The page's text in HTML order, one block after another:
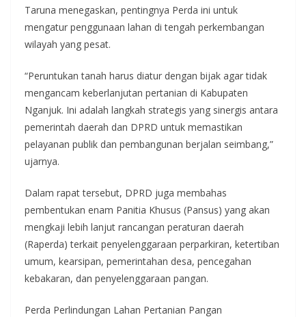
Taruna menegaskan, pentingnya Perda ini untuk
mengatur penggunaan lahan di tengah perkembangan
wilayah yang pesat.
“Peruntukan tanah harus diatur dengan bijak agar tidak
mengancam keberlanjutan pertanian di Kabupaten
Nganjuk. Ini adalah langkah strategis yang sinergis antara
pemerintah daerah dan DPRD untuk memastikan
pelayanan publik dan pembangunan berjalan seimbang,”
ujarnya.
Dalam rapat tersebut, DPRD juga membahas
pembentukan enam Panitia Khusus (Pansus) yang akan
mengkaji lebih lanjut rancangan peraturan daerah
(Raperda) terkait penyelenggaraan perparkiran, ketertiban
umum, kearsipan, pemerintahan desa, pencegahan
kebakaran, dan penyelenggaraan pangan.
Perda Perlindungan Lahan Pertanian Pangan